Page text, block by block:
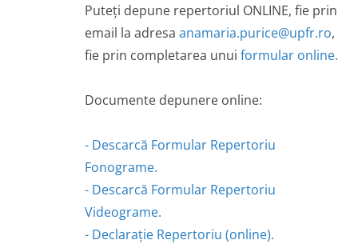
Puteți depune repertoriul ONLINE, fie prin
email la adresa anamaria.purice@upfr.ro,
fie prin completarea unui formular online.
Documente depunere online:
- Descarcă Formular Repertoriu
Fonograme.
- Descarcă Formular Repertoriu
Videograme.
- Declarație Repertoriu (online).